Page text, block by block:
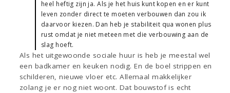
heel heftig zijn ja. Als je het huis kunt kopen en er kunt
leven zonder direct te moeten verbouwen dan zou ik
daarvoor kiezen. Dan heb je stabiliteit qua wonen plus
rust omdat je niet meteen met die verbouwing aan de
slag hoeft.
Als het uitgewoonde sociale huur is heb je meestal wel
een badkamer en keuken nodig. En de boel strippen en
schilderen, nieuwe vloer etc. Allemaal makkelijker
zolang je er nog niet woont. Dat bouwstof is echt